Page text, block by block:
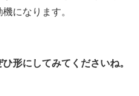
になります。
形にしてみてくださいね。